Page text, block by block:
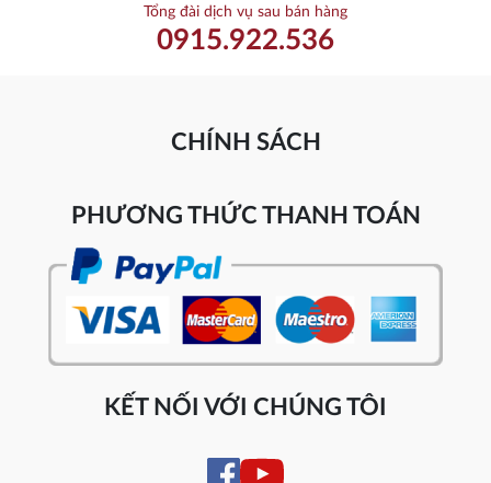
Tổng đài dịch vụ sau bán hàng
0915.922.536
CHÍNH SÁCH
PHƯƠNG THỨC THANH TOÁN
KẾT NỐI VỚI CHÚNG TÔI